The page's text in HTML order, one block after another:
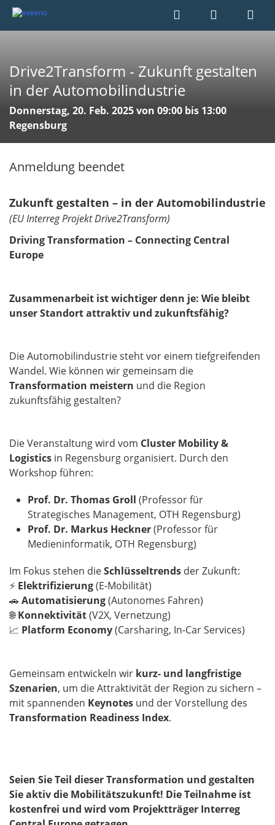
Drive2Transform - Zukunft gestalten
in der Automobilindustrie
Donnerstag, 20. Feb. 2025 von 09:00 bis 13:00
Regensburg
Anmeldung beendet
Zukunft gestalten – in der Automobilindustrie
(EU Interreg Projekt Drive2Transform)
Driving Transformation – Connecting Central
Europe
Zusammenarbeit ist wichtiger denn je: Wie bleibt
unser Standort attraktiv und zukunftsfähig?
Die Automobilindustrie steht vor einem tiefgreifenden
Wandel. Wie können wir gemeinsam die
Transformation meistern und die Region
zukunftsfähig gestalten?
Die Veranstaltung wird vom Cluster Mobility &
Logistics in Regensburg organisiert. Durch den
Workshop führen:
Prof. Dr. Thomas Groll (Professor für
Strategisches Management, OTH Regensburg)
Prof. Dr. Markus Heckner(Professor für
Medieninformatik, OTH Regensburg)
Im Fokus stehen dieSchlüsseltrends der Zukunft:
⚡ Elektrifizierung(E-Mobilität)
🚗 Automatisierung(Autonomes Fahren)
🌐Konnektivität(V2X, Vernetzung)
📈 Platform Economy(Carsharing, In-Car Services)
Gemeinsam entwickeln wir kurz- und langfristige
Szenarien, um die Attraktivität der Region zu sichern –
mit spannenden Keynotes und der Vorstellung des
Transformation Readiness Index.
Seien Sie Teil dieser Transformation und gestalten
Sie aktiv die Mobilitätszukunft! Die Teilnahme ist
kostenfrei und wird vom Projektträger Interreg